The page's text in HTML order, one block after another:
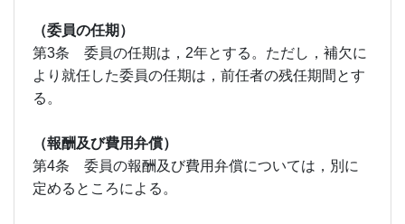
（委員の任期）
第3条 委員の任期は，2年とする。ただし，補欠に
より就任した委員の任期は，前任者の残任期間とす
る。
（報酬及び費用弁償）
第4条 委員の報酬及び費用弁償については，別に
定めるところによる。